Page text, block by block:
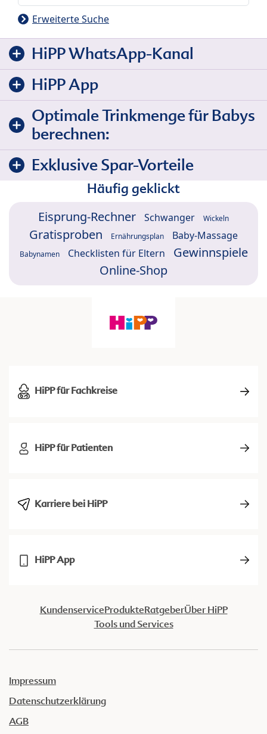
Erweiterte Suche
HiPP WhatsApp-Kanal
HiPP App
Optimale Trinkmenge für Babys
berechnen:
Exklusive Spar-Vorteile
Häufig geklickt
Eisprung-Rechner Schwanger Wickeln
Gratisproben Ernährungsplan Baby-Massage
Babynamen Checklisten für Eltern
Gewinnspiele
Online-Shop
HiPP für Fachkreise
HiPP für Patienten
Karriere bei HiPP
HiPP App
KundenserviceProdukteRatgeberÜber HiPP
Tools und Services
Impressum
Datenschutzerklärung
AGB